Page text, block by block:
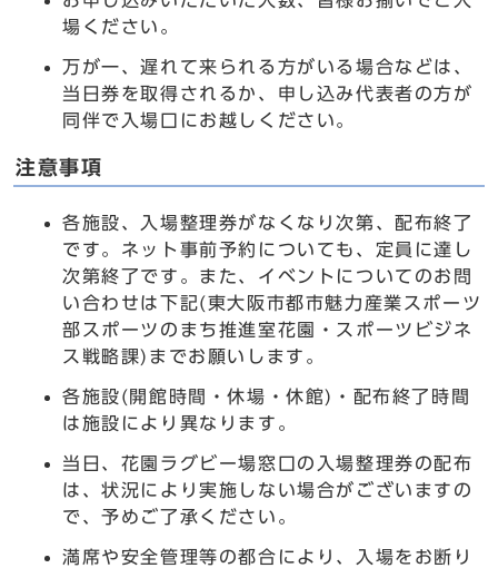
場ください。
万が一、遅れて来られる方がいる場合などは、
当日券を取得されるか、申し込み代表者の方が
同伴で入場口にお越しください。
注意事項
各施設、入場整理券がなくなり次第、配布終了
です。ネット事前予約についても、定員に達し
次第終了です。また、イベントについてのお問
い合わせは下記(東大阪市都市魅力産業スポーツ
部スポーツのまち推進室花園・スポーツビジネ
ス戦略課)までお願いします。
各施設(開館時間・休場・休館)・配布終了時間
は施設により異なります。
当日、花園ラグビー場窓口の入場整理券の配布
は、状況により実施しない場合がございますの
で、予めご了承ください。
満席や安全管理等の都合により、入場をお断り